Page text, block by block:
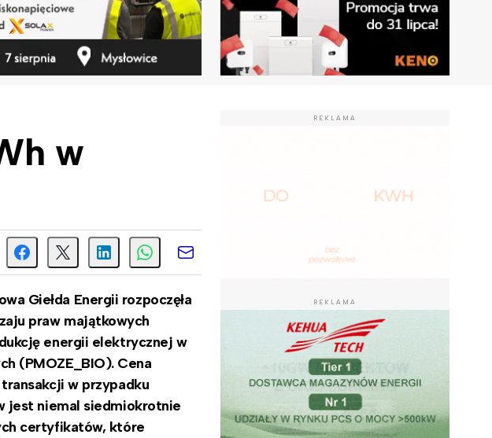
w
Giełda Energii rozpoczęła
praw majątkowych
energii elektrycznej w
(PMOZE_BIO). Cena
w przypadku
jest niemal siedmiokrotnie
certyfikatów, które
REKLAMA
REKLAMA